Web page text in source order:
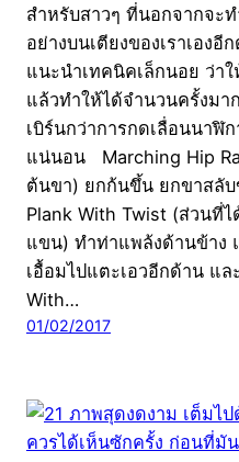
สำหรับสาวๆ ที่นอกจากจะ
อย่างบนเตียงของเราเอง
แนะนำเทคนิคเล็กนอย ว่า
แล้วทำให้ได้จำนวนครั้งมา
เบิร์นกว่าการกดเลื่อนนาฬิ
แน่นอน Marching Hip
ต้นขา) ยกก้นขึ้น ยกขาสลั
Plank With Twist (ส่วนที่
แขน) ทำท่าแพล้งด้านข้าง
เอื้อมไปแตะเอวอีกด้าน แ
With…
01/02/2017